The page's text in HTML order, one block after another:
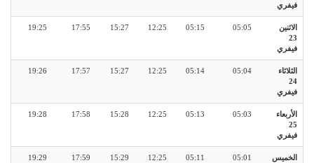
فيفري
الاثنين
23
فيفري
05:05
05:15
12:25
15:27
17:55
19:25
الثلاثاء
24
فيفري
05:04
05:14
12:25
15:27
17:57
19:26
الأربعاء
25
فيفري
05:03
05:13
12:25
15:28
17:58
19:28
الخميس
05:01
05:11
12:25
15:29
17:59
19:29